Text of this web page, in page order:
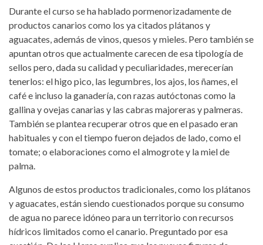
Durante el curso se ha hablado pormenorizadamente de
productos canarios como los ya citados plátanos y
aguacates, además de vinos, quesos y mieles. Pero también se
apuntan otros que actualmente carecen de esa tipología de
sellos pero, dada su calidad y peculiaridades, merecerían
tenerlos: el higo pico, las legumbres, los ajos, los ñames, el
café e incluso la ganadería, con razas autóctonas como la
gallina y ovejas canarias y las cabras majoreras y palmeras.
También se plantea recuperar otros que en el pasado eran
habituales y con el tiempo fueron dejados de lado, como el
tomate; o elaboraciones como el almogrote y la miel de
palma.
Algunos de estos productos tradicionales, como los plátanos
y aguacates, están siendo cuestionados porque su consumo
de agua no parece idóneo para un territorio con recursos
hídricos limitados como el canario. Preguntado por esa